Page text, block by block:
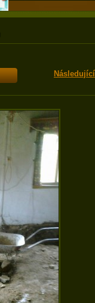
Následující